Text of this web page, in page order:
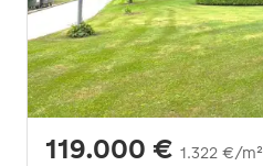
119.000 € 1.322 €/m²